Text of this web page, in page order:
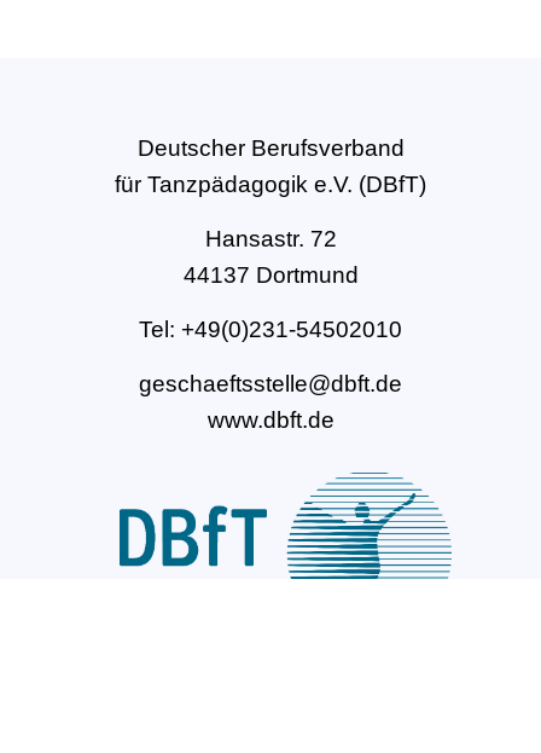
Deutscher Berufsverband
für Tanzpädagogik e.V. (DBfT)
Hansastr. 72
44137 Dortmund
Tel: +49(0)231-54502010
geschaeftsstelle@dbft.de
www.dbft.de